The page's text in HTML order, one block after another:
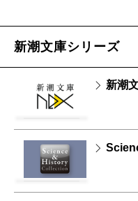
新潮文庫シリーズ
新潮